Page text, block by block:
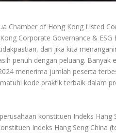
Chamber of Hong Kong Listed
Corporate Governance & ESG
dan jika kita
penuh dengan peluang. Banyak
menerima jumlah peserta
kode praktik terbaik dalam
konstituen Indeks Hang
Indeks Hang Seng China